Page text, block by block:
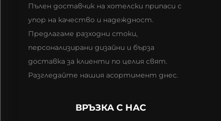
Пълен доставчик на хотелски припаси с
упор на качество и надеждност.
Предлагаме разходни стоки,
персонализирани дизайни и бърза
доставка за клиенти по целия свят.
Разгледайте нашия асортимент днес.
ВРЪЗКА С НАС